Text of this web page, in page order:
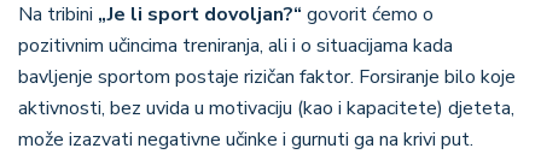
Na tribini „Je li sport dovoljan?“ govorit ćemo o
pozitivnim učincima treniranja, ali i o situacijama kada
bavljenje sportom postaje rizičan faktor. Forsiranje bilo koje
aktivnosti, bez uvida u motivaciju (kao i kapacitete) djeteta,
može izazvati negativne učinke i gurnuti ga na krivi put.